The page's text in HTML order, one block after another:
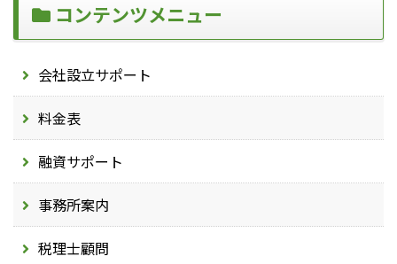
コンテンツメニュー
会社設立サポート
料金表
融資サポート
事務所案内
税理士顧問